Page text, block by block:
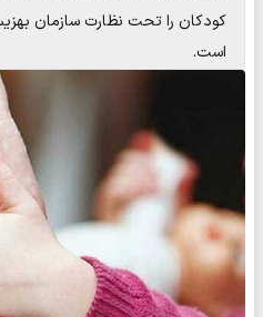
کودکان را تحت نظارت سازمان
است.